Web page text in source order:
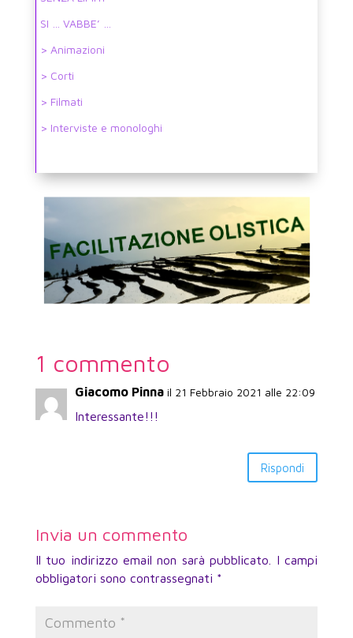
SI … VABBE’ …
> Animazioni
> Corti
> Filmati
> Interviste e monologhi
1 commento
Giacomo Pinna il 21 Febbraio 2021 alle 22:09
Interessante!!!
Rispondi
Invia un commento
Il tuo indirizzo email non sarà pubblicato.
I campi
obbligatori sono contrassegnati *